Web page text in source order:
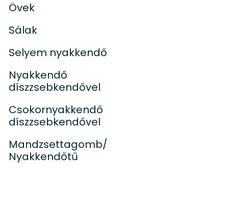
Övek
Sálak
Selyem nyakkendő
Nyakkendő
díszzsebkendővel
Csokornyakkendő
díszzsebkendővel
Mandzsettagomb/
Nyakkendőtű